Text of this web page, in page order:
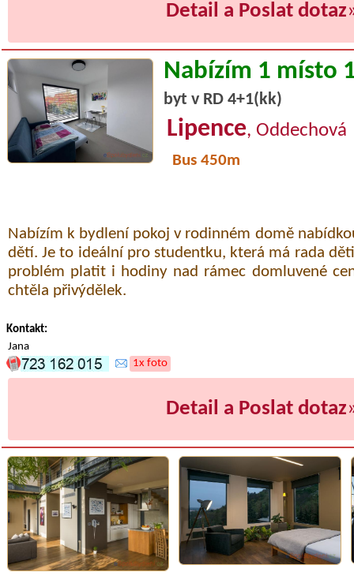
Detail a Poslat dotaz
Nabízím 1 místo
byt v RD 4+1(kk)
Lipence, Oddechová
Bus 450m
Nabízím k bydlení pokoj v rodinném domě
dětí. Je to ideální pro studentku, která má rada
problém platit i hodiny nad rámec domluvené
chtěla přivýdělek.
Kontakt:
Jana
1x foto
Detail a Poslat dotaz